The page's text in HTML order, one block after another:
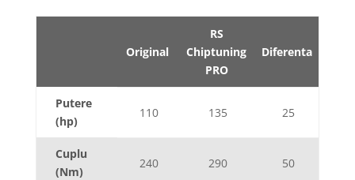
Original
RS
Chiptuning
PRO
Diferenta
Putere
(hp)
110 135 25
Cuplu
(Nm)
240 290 50